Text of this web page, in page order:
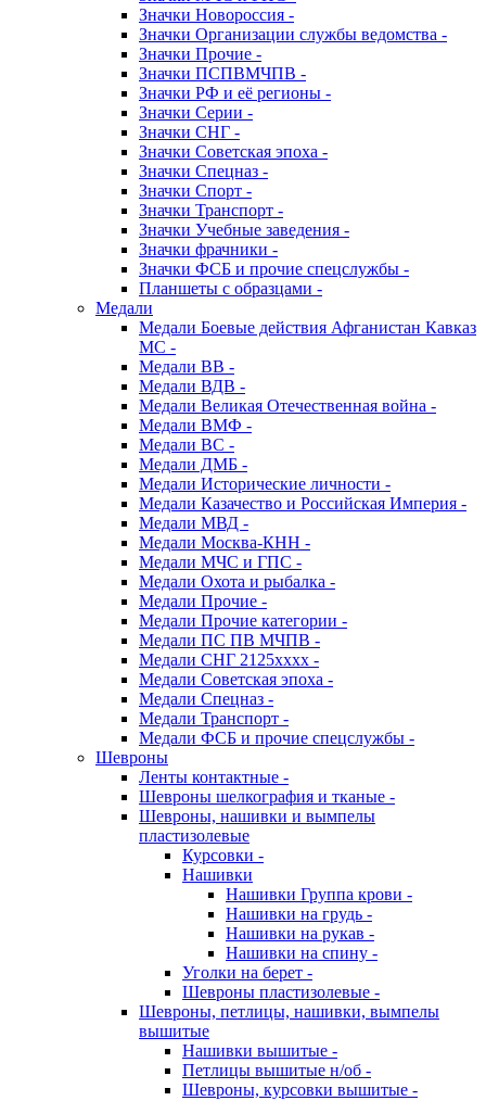
Значки Новороссия -
Значки Организации службы ведомства -
Значки Прочие -
Значки ПСПВМЧПВ -
Значки РФ и её регионы -
Значки Серии -
Значки СНГ -
Значки Советская эпоха -
Значки Спецназ -
Значки Спорт -
Значки Транспорт -
Значки Учебные заведения -
Значки фрачники -
Значки ФСБ и прочие спецслужбы -
Планшеты с образцами -
Медали
Медали Боевые действия Афганистан Кавказ
МС -
Медали ВВ -
Медали ВДВ -
Медали Великая Отечественная война -
Медали ВМФ -
Медали ВС -
Медали ДМБ -
Медали Исторические личности -
Медали Казачество и Российская Империя -
Медали МВД -
Медали Москва-КНН -
Медали МЧС и ГПС -
Медали Охота и рыбалка -
Медали Прочие -
Медали Прочие категории -
Медали ПС ПВ МЧПВ -
Медали СНГ 2125хххх -
Медали Советская эпоха -
Медали Спецназ -
Медали Транспорт -
Медали ФСБ и прочие спецслужбы -
Шевроны
Ленты контактные -
Шевроны шелкография и тканые -
Шевроны, нашивки и вымпелы
пластизолевые
Курсовки -
Нашивки
Нашивки Группа крови -
Нашивки на грудь -
Нашивки на рукав -
Нашивки на спину -
Уголки на берет -
Шевроны пластизолевые -
Шевроны, петлицы, нашивки, вымпелы
вышитые
Нашивки вышитые -
Петлицы вышитые н/об -
Шевроны, курсовки вышитые -